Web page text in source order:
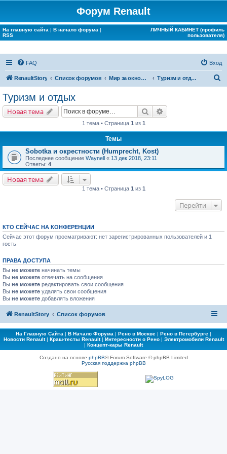
Форум Renault
На главную сайта | В начало форума |
RSS
ЛИЧНЫЙ КАБИНЕТ (профиль
пользователя)
FAQ Вход
RenaultStory Список форумов Мир за окном Renault Туризм и отдых
Туризм и отдых
Новая тема Поиск
1 тема • Страница 1 из 1
Темы
Sobotka и окрестности (Humprecht, Kost)
Последнее сообщение Waynell « 13 дек 2018, 23:11
Ответы: 4
Новая тема
1 тема • Страница 1 из 1
Перейти
КТО СЕЙЧАС НА КОНФЕРЕНЦИИ
Сейчас этот форум просматривают: нет зарегистрированных пользователей и 1
гость
ПРАВА ДОСТУПА
Вы не можете начинать темы
Вы не можете отвечать на сообщения
Вы не можете редактировать свои сообщения
Вы не можете удалять свои сообщения
Вы не можете добавлять вложения
RenaultStory Список форумов
На Главную Сайта | В Начало Форума | Рено в Москве | Рено в Петербурге |
Новости Renault| Краш-тесты Renault| Интересности о Рено| Электромобили Renault
| Концепт-кары Renault
Создано на основе phpBB® Forum Software © phpBB Limited
Русская поддержка phpBB